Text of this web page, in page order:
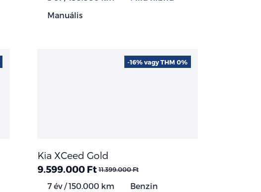
Manuális
Kia XCeed Gold
9.599.000 Ft 11.399.000 Ft
7 év / 150.000 km Benzin
-16% vagy THM 0%